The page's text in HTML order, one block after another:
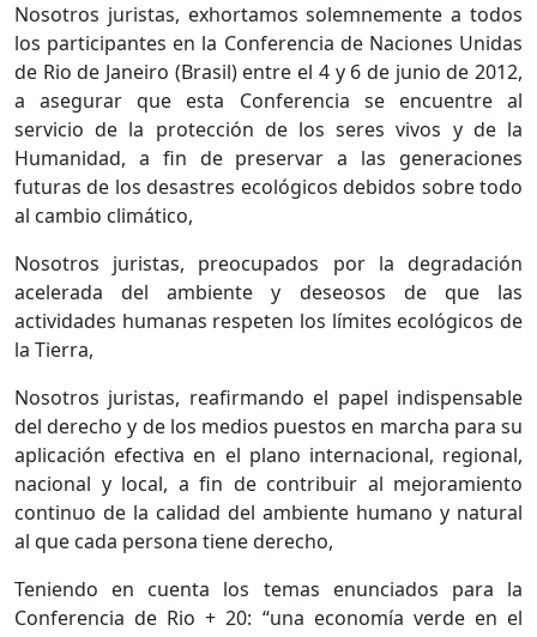
Nosotros juristas, exhortamos solemnemente a todos
los participantes en la Conferencia de Naciones Unidas
de Rio de Janeiro (Brasil) entre el 4 y 6 de junio de 2012,
a asegurar que esta Conferencia se encuentre al
servicio de la protección de los seres vivos y de la
Humanidad, a fin de preservar a las generaciones
futuras de los desastres ecológicos debidos sobre todo
al cambio climático,
Nosotros juristas, preocupados por la degradación
acelerada del ambiente y deseosos de que las
actividades humanas respeten los límites ecológicos de
la Tierra,
Nosotros juristas, reafirmando el papel indispensable
del derecho y de los medios puestos en marcha para su
aplicación efectiva en el plano internacional, regional,
nacional y local, a fin de contribuir al mejoramiento
continuo de la calidad del ambiente humano y natural
al que cada persona tiene derecho,
Teniendo en cuenta los temas enunciados para la
Conferencia de Rio + 20: “una economía verde en el